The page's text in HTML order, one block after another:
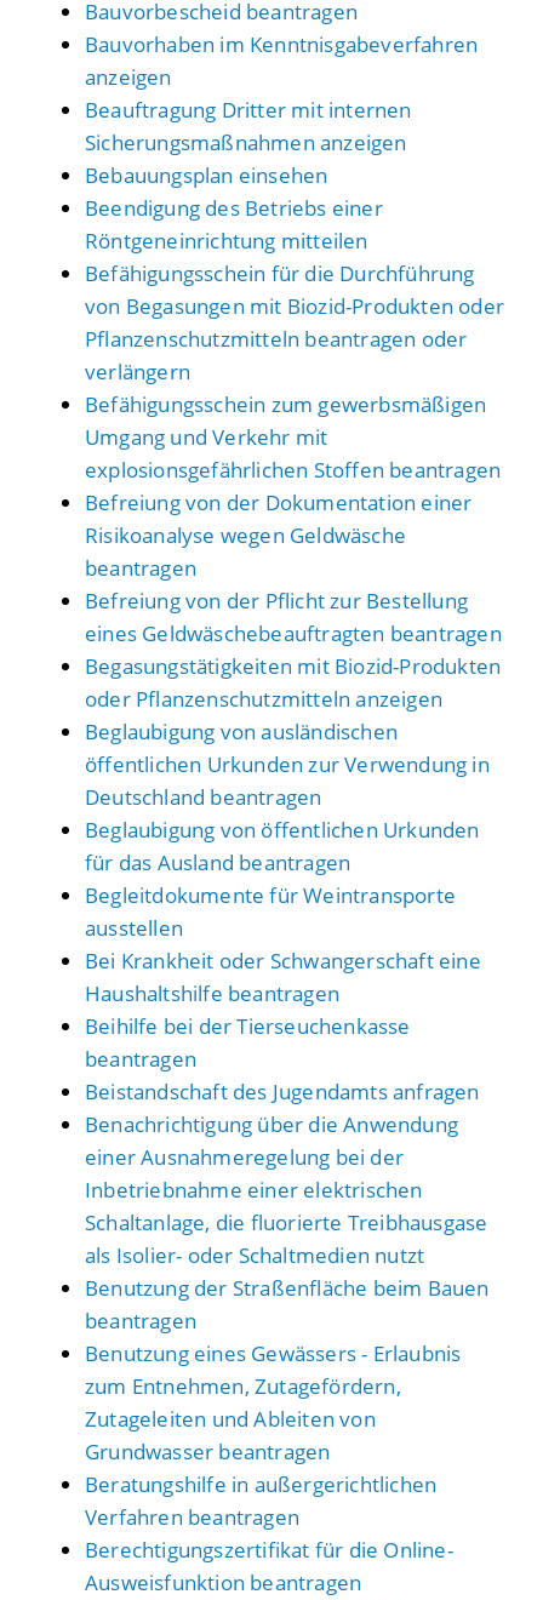
Bauvorbescheid beantragen
Bauvorhaben im Kenntnisgabeverfahren
anzeigen
Beauftragung Dritter mit internen
Sicherungsmaßnahmen anzeigen
Bebauungsplan einsehen
Beendigung des Betriebs einer
Röntgeneinrichtung mitteilen
Befähigungsschein für die Durchführung
von Begasungen mit Biozid-Produkten oder
Pflanzenschutzmitteln beantragen oder
verlängern
Befähigungsschein zum gewerbsmäßigen
Umgang und Verkehr mit
explosionsgefährlichen Stoffen beantragen
Befreiung von der Dokumentation einer
Risikoanalyse wegen Geldwäsche
beantragen
Befreiung von der Pflicht zur Bestellung
eines Geldwäschebeauftragten beantragen
Begasungstätigkeiten mit Biozid-Produkten
oder Pflanzenschutzmitteln anzeigen
Beglaubigung von ausländischen
öffentlichen Urkunden zur Verwendung in
Deutschland beantragen
Beglaubigung von öffentlichen Urkunden
für das Ausland beantragen
Begleitdokumente für Weintransporte
ausstellen
Bei Krankheit oder Schwangerschaft eine
Haushaltshilfe beantragen
Beihilfe bei der Tierseuchenkasse
beantragen
Beistandschaft des Jugendamts anfragen
Benachrichtigung über die Anwendung
einer Ausnahmeregelung bei der
Inbetriebnahme einer elektrischen
Schaltanlage, die fluorierte Treibhausgase
als Isolier- oder Schaltmedien nutzt
Benutzung der Straßenfläche beim Bauen
beantragen
Benutzung eines Gewässers - Erlaubnis
zum Entnehmen, Zutagefördern,
Zutageleiten und Ableiten von
Grundwasser beantragen
Beratungshilfe in außergerichtlichen
Verfahren beantragen
Berechtigungszertifikat für die Online-
Ausweisfunktion beantragen